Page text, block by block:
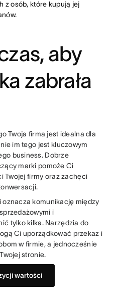
z osób, które kupują jej
aby
zabrała
Twoja firma jest idealna dla
im tego jest kluczowym
business. Dobrze
marki pomoże Ci
Twojej firmy oraz zachęci
komunikację między
i
tylko kilka. Narzędzia do
Ci uporządkować przekaz i
w firmie, a jednocześnie
stronie.
wartości